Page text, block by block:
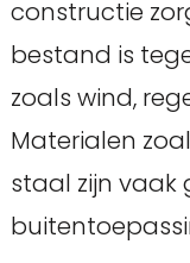
constructie
bestand is
zoals wind,
Materialen
staal zijn vaak